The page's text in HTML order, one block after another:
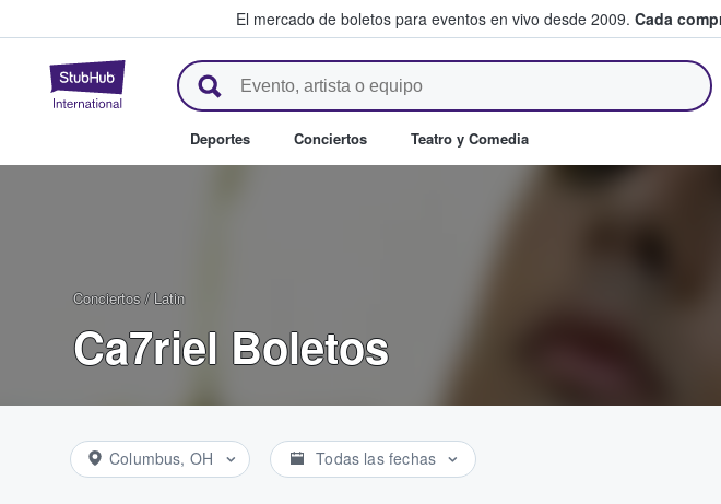
El mercado de boletos para eventos en vivo desde 2009. Cada
StubHub: donde los fans compran y venden boletos
Deportes Conciertos Teatro y Comedia
Conciertos / Latin
Ca7riel Boletos
Columbus, OH Todas las fechas